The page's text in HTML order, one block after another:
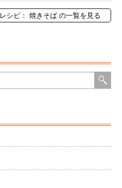
レシピ： 焼きそば の一覧を見る